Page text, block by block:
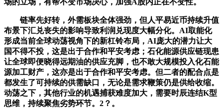
场的立场，有帮不变市场决心，加强A股内正在不变性。
链率先好转，外需板块全体强劲，但人平易近币持续升值
布景下汇兑丧失的影响导致利润兑现度大幅分化。AI取能化
形成当前全球动荡视角下的新杠铃布局，AI庞大的潜力让大
国不得不投，这是出于合作和平安考虑；石化能源供应链现患
让全球即便晓得远期油的供应充脚，也不敢大规模投入化石能
源加工财产，这亦是出于合作和平安考虑。但二者的配合点是
都发生了可持续的供需缺口，无论是需求鞭策仍是供给收缩。
动荡之下，其他行业的机遇捕获难度加大，需要时辰连结K型
思维，持续聚焦劣势环节。2？。